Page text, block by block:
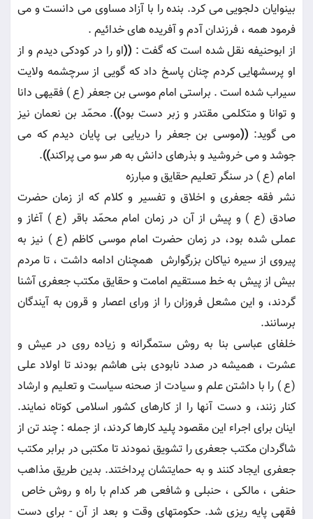
بينوايان دلجويى مى كرد. بنده را با آزاد مساوى مى دانست و مى
فرمود همه ، فرزندان آدم و آفريده هاى خدائيم .
از ابوحنيفه نقل شده است كه گفت : ((او را در كودكى ديدم و از
او پرسشهايى كردم چنان پاسخ داد كه گويى از سرچشمه ولايت
سيراب شده است . براستى امام موسى بن جعفر (ع ) فقيهى دانا
و توانا و متكلمى مقتدر و زبر دست بود)). محمّد بن نعمان نيز
مى گويد: ((موسى بن جعفر را دريايى بى پايان ديدم كه مى
جوشد و مى خروشيد و بذرهاى دانش به هر سو مى پراكند))
.
امام (ع ) در سنگر تعليم حقايق و مبارزه
نشر فقه جعفرى و اخلاق و تفسير و كلام كه از زمان حضرت
صادق (ع ) و پيش از آن در زمان امام محمّد باقر (ع ) آغاز و
عملى شده بود، در زمان حضرت امام موسى كاظم (ع ) نيز به
پيروى از سيره نياكان بزرگوارش ‍ همچنان ادامه داشت ، تا مردم
بيش از پيش به خط مستقيم امامت و حقايق مكتب جعفرى آشنا
گردند، و اين مشعل فروزان را از وراى اعصار و قرون به آيندگان
برسانند.
خلفاى عباسى بنا به روش ستمگرانه و زياده روى در عيش و
عشرت ، هميشه در صدد نابودى بنى هاشم بودند تا اولاد على
(ع ) را با داشتن علم و سيادت از صحنه سياست و تعليم و ارشاد
كنار زنند، و دست آنها را از كارهاى كشور اسلامى كوتاه نمايند.
اينان براى اجراء اين مقصود پليد كارها كردند، از جمله : چند تن از
شاگردان مكتب جعفرى را تشويق نمودند تا مكتبى در برابر مكتب
جعفرى ايجاد كنند و به حمايتشان پرداختند. بدين طريق مذاهب
حنفى ، مالكى ، حنبلى و شافعى هر كدام با راه و روش خاص ‍
فقهى پايه ريزى شد. حكومتهاى وقت و بعد از آن - براى دست